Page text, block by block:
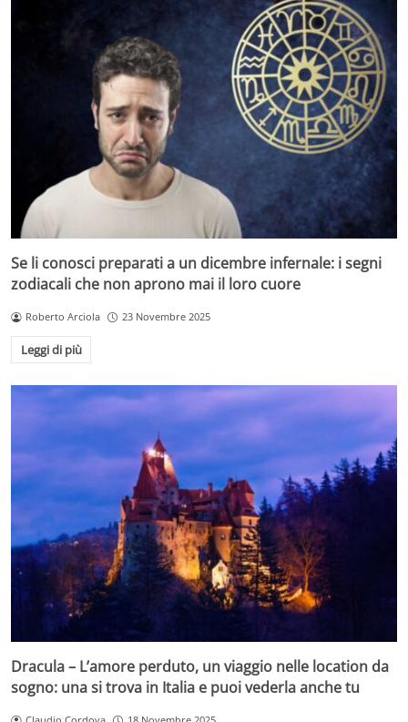
Se li conosci preparati a un dicembre infernale: i segni
zodiacali che non aprono mai il loro cuore
Roberto Arciola 23 Novembre 2025
Leggi di più
Dracula – L’amore perduto, un viaggio nelle location da
sogno: una si trova in Italia e puoi vederla anche tu